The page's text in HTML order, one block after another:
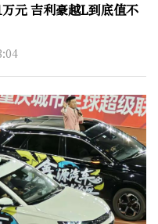
元 吉利豪越L到底值不